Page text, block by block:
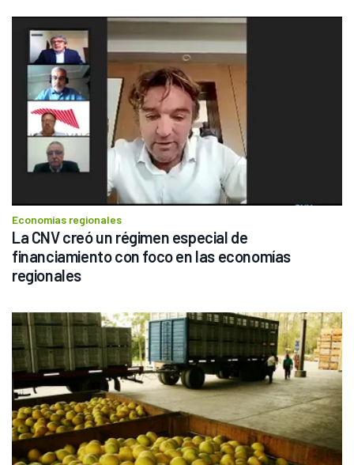
Economías regionales
La CNV creó un régimen especial de
financiamiento con foco en las economías
regionales